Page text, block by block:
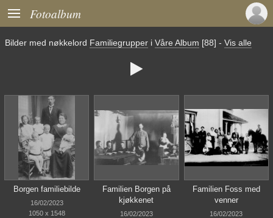
 Fotoalbum
Bilder med nøkkelord Familiegrupper i Våre Album [88] - Vis alle

Borgen familiebilde
16/02/2023
1050 x 1548
Familien Borgen på
kjøkkenet
16/02/2023
Familien Foss med
venner
16/02/2023